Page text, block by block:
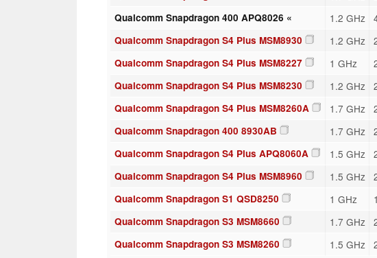
Qualcomm Snapdragon 400 APQ8026 « 1.2 GHz
Qualcomm Snapdragon S4 Plus MSM8930 1.2 GHz
Qualcomm Snapdragon S4 Plus MSM8227 1 GHz
Qualcomm Snapdragon S4 Plus MSM8230 1.2 GHz
Qualcomm Snapdragon S4 Plus MSM8260A 1.7 GHz
Qualcomm Snapdragon 400 8930AB 1.7 GHz
Qualcomm Snapdragon S4 Plus APQ8060A 1.5 GHz
Qualcomm Snapdragon S4 Plus MSM8960 1.5 GHz
Qualcomm Snapdragon S1 QSD8250 1 GHz
Qualcomm Snapdragon S3 MSM8660 1.7 GHz
Qualcomm Snapdragon S3 MSM8260 1.5 GHz